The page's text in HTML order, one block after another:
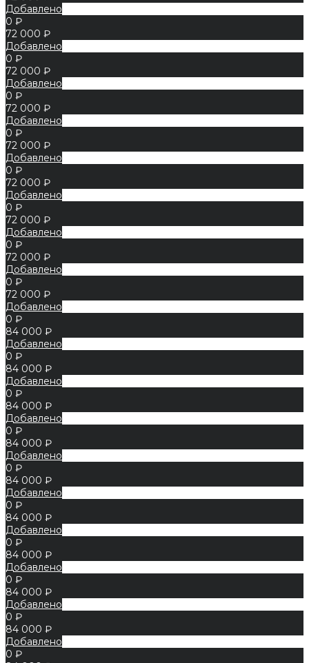
Добавлено
0 ₽
72 000 ₽
Добавлено
0 ₽
72 000 ₽
Добавлено
0 ₽
72 000 ₽
Добавлено
0 ₽
72 000 ₽
Добавлено
0 ₽
72 000 ₽
Добавлено
0 ₽
72 000 ₽
Добавлено
0 ₽
72 000 ₽
Добавлено
0 ₽
72 000 ₽
Добавлено
0 ₽
84 000 ₽
Добавлено
0 ₽
84 000 ₽
Добавлено
0 ₽
84 000 ₽
Добавлено
0 ₽
84 000 ₽
Добавлено
0 ₽
84 000 ₽
Добавлено
0 ₽
84 000 ₽
Добавлено
0 ₽
84 000 ₽
Добавлено
0 ₽
84 000 ₽
Добавлено
0 ₽
84 000 ₽
Добавлено
0 ₽